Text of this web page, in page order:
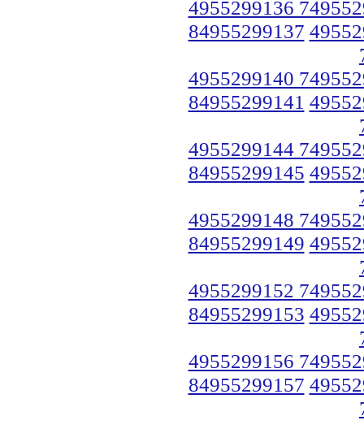
4955299136
84955299137
4955299140
84955299141
4955299144
84955299145
4955299148
84955299149
4955299152
84955299153
4955299156
84955299157